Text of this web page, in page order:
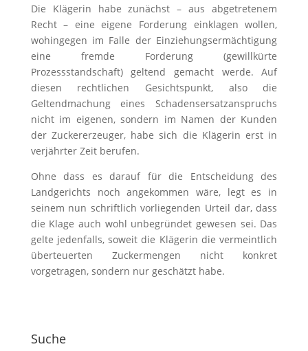
Die Klägerin habe zunächst – aus abgetretenem
Recht – eine eigene Forderung einklagen wollen,
wohingegen im Falle der Einziehungsermächtigung
eine fremde Forderung (gewillkürte
Prozessstandschaft) geltend gemacht werde. Auf
diesen rechtlichen Gesichtspunkt, also die
Geltendmachung eines Schadensersatzanspruchs
nicht im eigenen, sondern im Namen der Kunden
der Zuckererzeuger, habe sich die Klägerin erst in
verjährter Zeit berufen.
Ohne dass es darauf für die Entscheidung des
Landgerichts noch angekommen wäre, legt es in
seinem nun schriftlich vorliegenden Urteil dar, dass
die Klage auch wohl unbegründet gewesen sei. Das
gelte jedenfalls, soweit die Klägerin die vermeintlich
überteuerten Zuckermengen nicht konkret
vorgetragen, sondern nur geschätzt habe.
Suche